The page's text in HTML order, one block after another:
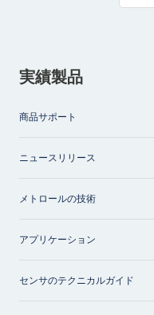
実績製品
商品サポート
ニュースリリース
メトロールの技術
アプリケーション
センサのテクニカルガイド